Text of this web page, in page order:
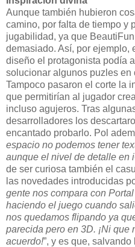
Aunque también hubieron
camino, por falta de tiempo y
jugabilidad, ya que
demasiado. Así, por ejemplo,
diseño el protagonista podía
solucionar algunos puzles
Tampoco pasaron el corte la
que permitirían al jugador
incluso agujeros. Tras
desarrolladores los
encantado probarlo. Pol
espacio no podemos tener
aunque el nivel de detalle en
de ser curiosa también el
las novedades introducidas
gente nos compara con
haciendo el juego cuando
nos quedamos flipando ya
parecida pero en 3D. ¡Ni que
acuerdo!”, y es que,